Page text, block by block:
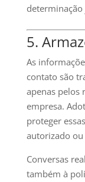
5.
As
contato são
apenas pelos
empresa.
proteger
autorizado
Conversas
também à